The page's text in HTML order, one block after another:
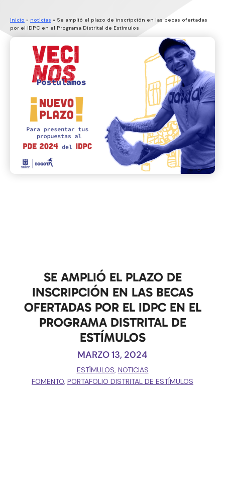
Inicio » noticias » Se amplió el plazo de inscripción en las becas ofertadas
por el IDPC en el Programa Distrital de Estímulos
SE AMPLIÓ EL PLAZO DE
INSCRIPCIÓN EN LAS BECAS
OFERTADAS POR EL IDPC EN EL
PROGRAMA DISTRITAL DE
ESTÍMULOS
MARZO 13, 2024
ESTÍMULOS, NOTICIAS
FOMENTO, PORTAFOLIO DISTRITAL DE ESTÍMULOS